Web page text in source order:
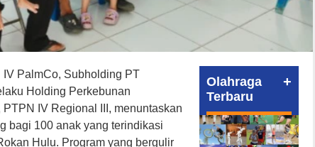
PalmCo, Subholding PT
Holding Perkebunan
IV Regional III, menuntaskan
bagi 100 anak yang terindikasi
Hulu. Program yang bergulir
Olahraga
Terbaru
+